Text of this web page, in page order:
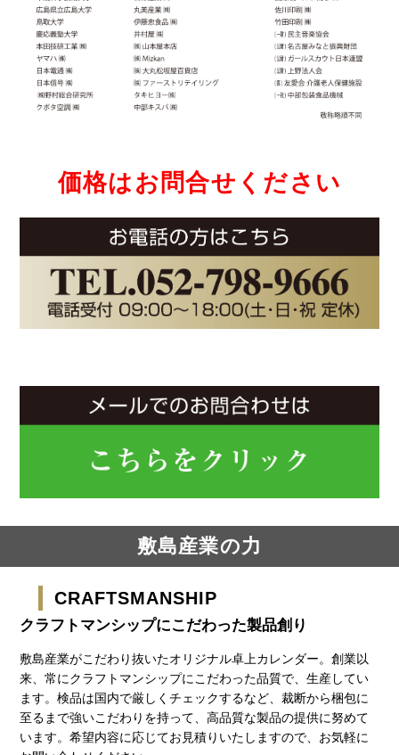
価格はお問合せください
敷島産業の力
CRAFTSMANSHIP
クラフトマンシップにこだわった製品創り
敷島産業がこだわり抜いたオリジナル卓上カレンダー。創業以
来、常にクラフトマンシップにこだわった品質で、生産してい
ます。検品は国内で厳しくチェックするなど、裁断から梱包に
至るまで強いこだわりを持って、高品質な製品の提供に努めて
います。希望内容に応じてお見積りいたしますので、お気軽に